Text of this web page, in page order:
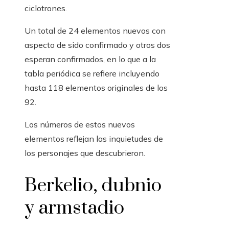
ciclotrones.
Un total de 24 elementos nuevos con
aspecto de sido confirmado y otros dos
esperan confirmados, en lo que a la
tabla periódica se refiere incluyendo
hasta 118 elementos originales de los
92.
Los números de estos nuevos
elementos reflejan las inquietudes de
los personajes que descubrieron.
Berkelio, dubnio
y armstadio